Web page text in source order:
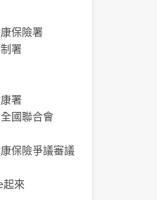
保險署
署
署
國聯合會
保險爭議審議
起來